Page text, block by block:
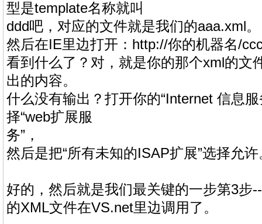
型是template名称就叫
ddd吧，对应的文件就是我们的aaa.xml。
然后在IE里边打开：http://你的机器名/
看到什么了？对，就是你的那个xml的文
出的内容。
什么没有输出？打开你的“Internet 信息
择“web扩展服
务”，
然后是把“所有未知的ISAP扩展”选择允
好的，然后就是我们最关键的一步第3步
的XML文件在VS.net里边调用了。